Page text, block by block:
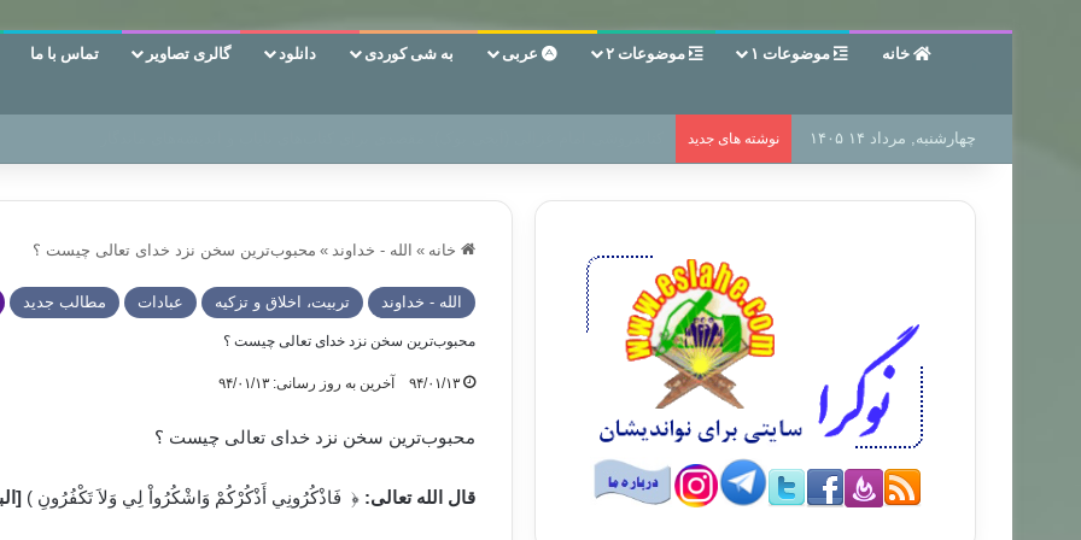
خانه موضوعات ۱ موضوعات ۲ عربی به شی کوردی دانلود گالری تصاویر تماس با ما
چهارشنبه, مرداد ۱۴ ۱۴۰۵ نوشته های جدید
خانه » الله - خداوند » محبوب‌ترین سخن نزد خدای تعالی چیست ؟
الله - خداوند تربیت، اخلاق و تزکیه عبادات مطالب جدید
محبوب‌ترین سخن نزد خدای تعالی چیست ؟
۹۴/۰۱/۱۳ آخرین به روز رسانی: ۹۴/۰۱/۱۳
محبوب‌ترین سخن نزد خدای تعالی چیست ؟
قال الله تعالى: ﴿ ‏ فَاذْكُرُونِي أَذْكُرْكُمْ وَاشْكُرُواْ لِي وَلاَ تَكْفُرُونِ ‏)